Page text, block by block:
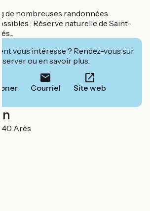
de nombreuses randonnées
: Réserve naturelle de Saint-
vous intéresse ? Rendez-vous sur
ou en savoir plus.
Courriel Site web
Arès